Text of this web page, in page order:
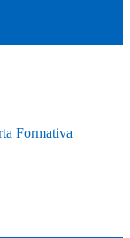
Formativa